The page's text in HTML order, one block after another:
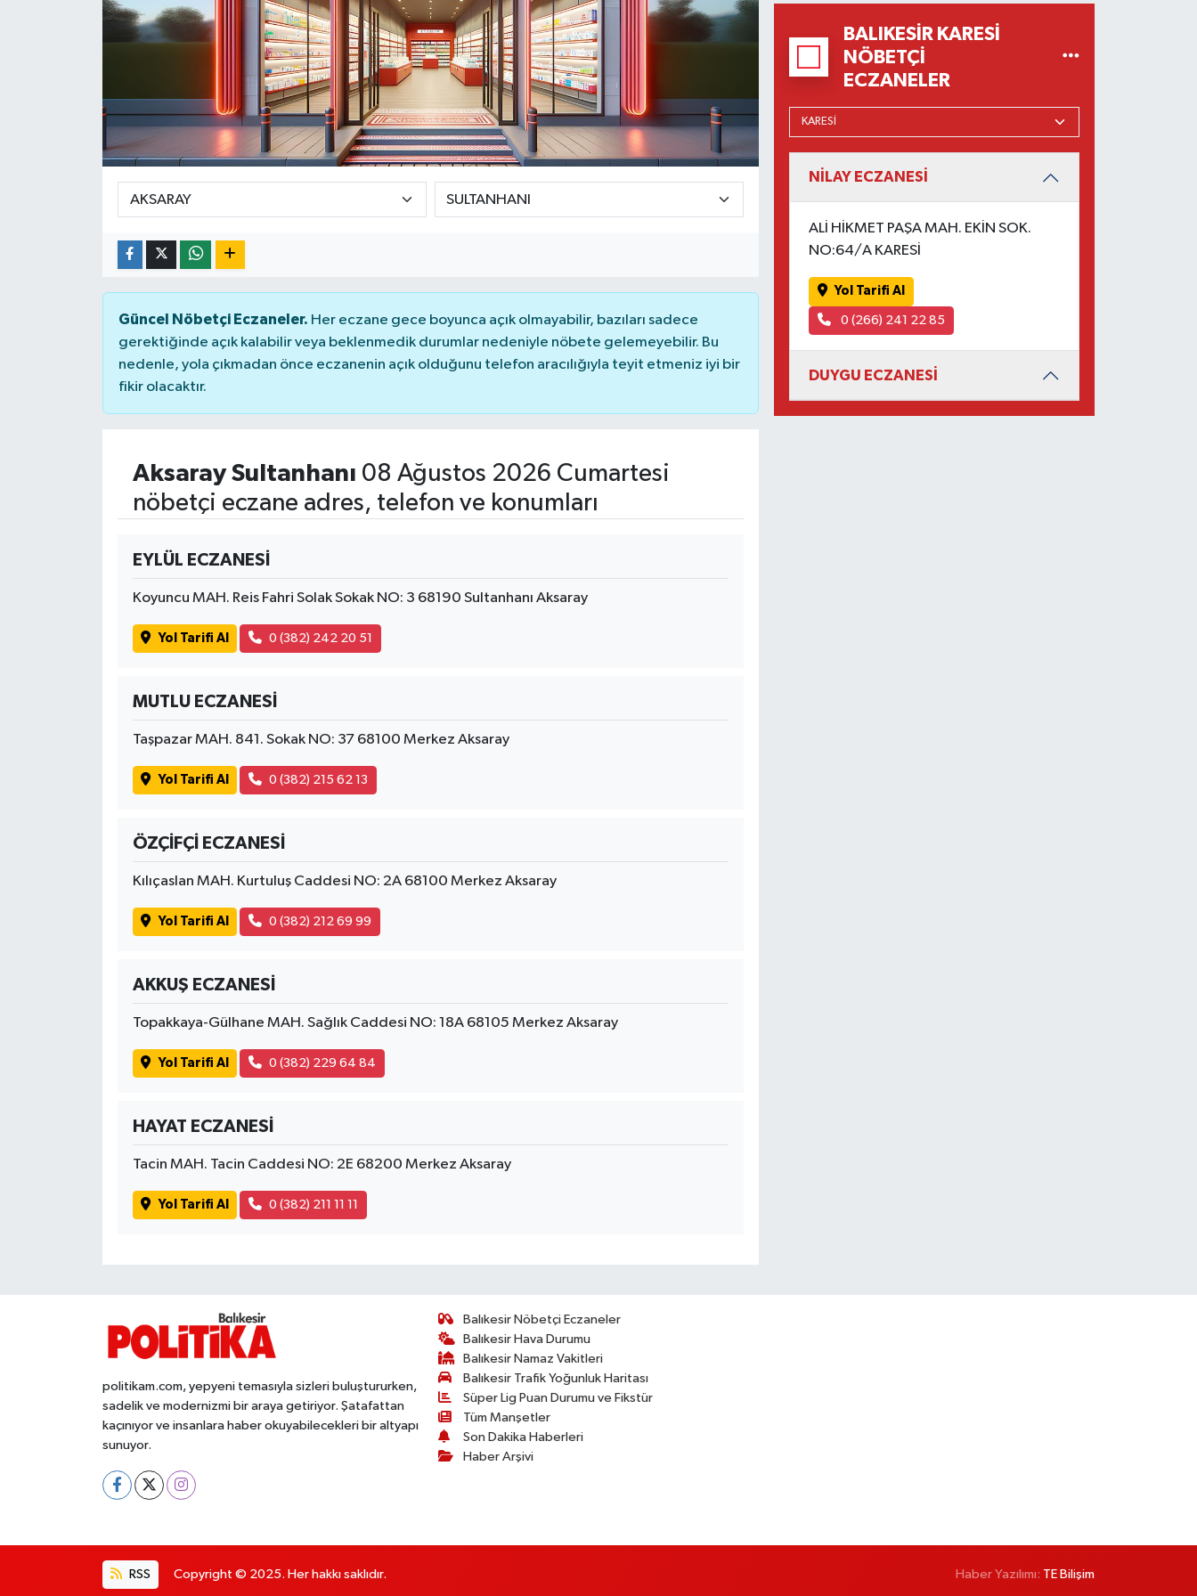
Güncel Nöbetçi Eczaneler. Her eczane gece boyunca açık olmayabilir, bazıları sadece
gerektiğinde açık kalabilir veya beklenmedik durumlar nedeniyle nöbete gelemeyebilir. Bu
nedenle, yola çıkmadan önce eczanenin açık olduğunu telefon aracılığıyla teyit etmeniz iyi bir
fikir olacaktır.
Aksaray Sultanhanı 08 Ağustos 2026 Cumartesi
nöbetçi eczane adres, telefon ve konumları
EYLÜL ECZANESİ
Koyuncu MAH. Reis Fahri Solak Sokak NO: 3 68190 Sultanhanı Aksaray
Yol Tarifi Al 0 (382) 242 20 51
MUTLU ECZANESİ
Taşpazar MAH. 841. Sokak NO: 37 68100 Merkez Aksaray
Yol Tarifi Al 0 (382) 215 62 13
ÖZÇİFÇİ ECZANESİ
Kılıçaslan MAH. Kurtuluş Caddesi NO: 2A 68100 Merkez Aksaray
Yol Tarifi Al 0 (382) 212 69 99
AKKUŞ ECZANESİ
Topakkaya-Gülhane MAH. Sağlık Caddesi NO: 18A 68105 Merkez Aksaray
Yol Tarifi Al 0 (382) 229 64 84
HAYAT ECZANESİ
Tacin MAH. Tacin Caddesi NO: 2E 68200 Merkez Aksaray
Yol Tarifi Al 0 (382) 211 11 11
BALIKESIR KARESI
NÖBETÇI
ECZANELER
NİLAY ECZANESİ
ALİ HİKMET PAŞA MAH. EKİN SOK.
NO:64/A KARESİ
Yol Tarifi Al
0 (266) 241 22 85
DUYGU ECZANESİ
politikam.com, yepyeni temasıyla sizleri buluştururken,
sadelik ve modernizmi bir araya getiriyor. Şatafattan
kaçınıyor ve insanlara haber okuyabilecekleri bir altyapı
sunuyor.
Balıkesir Nöbetçi Eczaneler
Balıkesir Hava Durumu
Balıkesir Namaz Vakitleri
Balıkesir Trafik Yoğunluk Haritası
Süper Lig Puan Durumu ve Fikstür
Tüm Manşetler
Son Dakika Haberleri
Haber Arşivi
RSS Copyright © 2025. Her hakkı saklıdır. Haber Yazılımı: TE Bilişim
EĞİTİM
EKONOMİ
KENT GÜNDEMİ
KÜLTÜR-SANAT
Resmi İlanlar
SÜRMANŞET
TÜRKİYE
VİZYONDAKİLER